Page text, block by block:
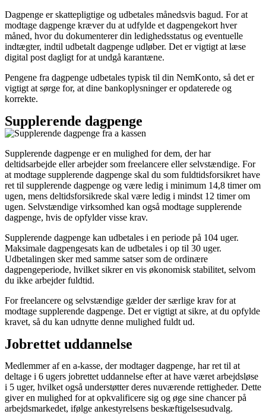
Dagpenge er skattepligtige og udbetales månedsvis bagud. For at
modtage dagpenge kræver du at udfylde et dagpengekort hver
måned, hvor du dokumenterer din ledighedsstatus og eventuelle
indtægter, indtil udbetalt dagpenge udløber. Det er vigtigt at læse
digital post dagligt for at undgå karantæne.
Pengene fra dagpenge udbetales typisk til din NemKonto, så det er
vigtigt at sørge for, at dine bankoplysninger er opdaterede og
korrekte.
Supplerende dagpenge
Supplerende dagpenge er en mulighed for dem, der har
deltidsarbejde eller arbejder som freelancere eller selvstændige. For
at modtage supplerende dagpenge skal du som fuldtidsforsikret have
ret til supplerende dagpenge og være ledig i minimum 14,8 timer om
ugen, mens deltidsforsikrede skal være ledig i mindst 12 timer om
ugen. Selvstændige virksomhed kan også modtage supplerende
dagpenge, hvis de opfylder visse krav.
Supplerende dagpenge kan udbetales i en periode på 104 uger.
Maksimale dagpengesats kan de udbetales i op til 30 uger.
Udbetalingen sker med samme satser som de ordinære
dagpengeperiode, hvilket sikrer en vis økonomisk stabilitet, selvom
du ikke arbejder fuldtid.
For freelancere og selvstændige gælder der særlige krav for at
modtage supplerende dagpenge. Det er vigtigt at sikre, at du opfylde
kravet, så du kan udnytte denne mulighed fuldt ud.
Jobrettet uddannelse
Medlemmer af en a-kasse, der modtager dagpenge, har ret til at
deltage i 6 ugers jobrettet uddannelse efter at have været arbejdsløse
i 5 uger, hvilket også understøtter deres nuværende rettigheder. Dette
giver en mulighed for at opkvalificere sig og øge sine chancer på
arbejdsmarkedet, ifølge ankestyrelsens beskæftigelsesudvalg.